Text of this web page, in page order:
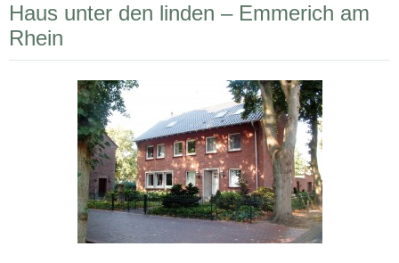
Haus unter den linden – Emmerich am
Rhein